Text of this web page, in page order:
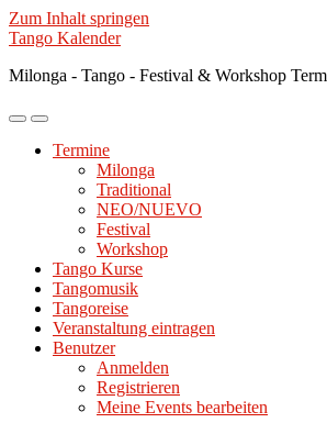
Zum Inhalt springen
Tango Kalender
Milonga - Tango - Festival & Workshop
Mobile-
ein-/ausblenden
Suchfeld
ein-/ausblenden
Termine
Milonga
Traditional
NEO/NUEVO
Festival
Workshop
Tango Kurse
Tangomusik
Tangoreise
Veranstaltung eintragen
Benutzer
Anmelden
Registrieren
Meine Events bearbeiten